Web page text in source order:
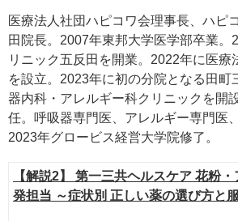
医療法人社団ハピコワ会理事長、ハピ
田院長。2007年東邦大学医学部卒業。
リニック五反田を開業。2022年に医療
を設立。2023年に初の分院となる田町
器内科・アレルギー科クリニックを開
任。呼吸器専門医、アレルギー専門医
2023年グロービス経営大学院修了。
【解説2】 第一三共ヘルスケア 花粉
発担当 ～症状別 正しい薬の選び方と